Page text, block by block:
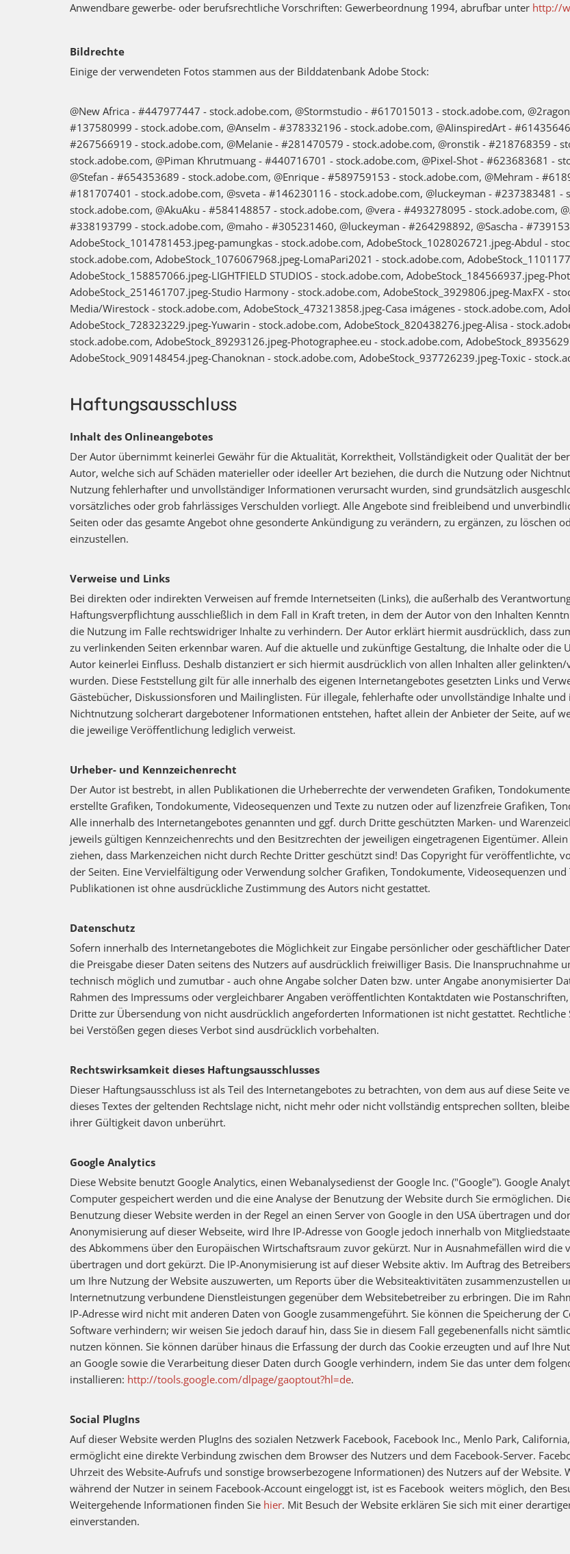
Anwendbare gewerbe- oder berufsrechtliche Vorschriften: Gewerbeordnung 1994, abrufbar unter http://
Bildrechte
Einige der verwendeten Fotos stammen aus der Bilddatenbank Adobe Stock:
@New Africa - #447977447 - stock.adobe.com, @Stormstudio - #617015013 - stock.adobe.com,
#137580999 - stock.adobe.com, @Anselm - #378332196 - stock.adobe.com, @AIinspiredArt -
#267566919 - stock.adobe.com, @Melanie - #281470579 - stock.adobe.com, @ronstik - #218768359 -
stock.adobe.com, @Piman Khrutmuang - #440716701 - stock.adobe.com, @Pixel-Shot - #623683681 -
@Stefan - #654353689 - stock.adobe.com, @Enrique - #589759153 - stock.adobe.com, @Mehram -
#181707401 - stock.adobe.com, @sveta - #146230116 - stock.adobe.com, @luckeyman - #237383481
stock.adobe.com, @AkuAku - #584148857 - stock.adobe.com, @vera - #493278095 - stock.adobe.com,
#338193799 - stock.adobe.com, @maho - #305231460, @luckeyman - #264298892, @Sascha -
AdobeStock_1014781453.jpeg-pamungkas - stock.adobe.com, AdobeStock_1028026721.jpeg-Abdul -
stock.adobe.com, AdobeStock_1076067968.jpeg-LomaPari2021 - stock.adobe.com,
AdobeStock_158857066.jpeg-LIGHTFIELD STUDIOS - stock.adobe.com, AdobeStock_184566937.jpeg-
AdobeStock_251461707.jpeg-Studio Harmony - stock.adobe.com, AdobeStock_3929806.jpeg-MaxFX -
Media/Wirestock - stock.adobe.com, AdobeStock_473213858.jpeg-Casa imágenes - stock.adobe.com,
AdobeStock_728323229.jpeg-Yuwarin - stock.adobe.com, AdobeStock_820438276.jpeg-Alisa -
stock.adobe.com, AdobeStock_89293126.jpeg-Photographee.eu - stock.adobe.com,
AdobeStock_909148454.jpeg-Chanoknan - stock.adobe.com, AdobeStock_937726239.jpeg-Toxic -
Haftungsausschluss
Inhalt des Onlineangebotes
Der Autor übernimmt keinerlei Gewähr für die Aktualität, Korrektheit, Vollständigkeit oder Qualität der
Autor, welche sich auf Schäden materieller oder ideeller Art beziehen, die durch die Nutzung oder
Nutzung fehlerhafter und unvollständiger Informationen verursacht wurden, sind grundsätzlich
vorsätzliches oder grob fahrlässiges Verschulden vorliegt. Alle Angebote sind freibleibend und
Seiten oder das gesamte Angebot ohne gesonderte Ankündigung zu verändern, zu ergänzen, zu löschen
einzustellen.
Verweise und Links
Bei direkten oder indirekten Verweisen auf fremde Internetseiten (Links), die außerhalb des
Haftungsverpflichtung ausschließlich in dem Fall in Kraft treten, in dem der Autor von den Inhalten
die Nutzung im Falle rechtswidriger Inhalte zu verhindern. Der Autor erklärt hiermit ausdrücklich, dass
zu verlinkenden Seiten erkennbar waren. Auf die aktuelle und zukünftige Gestaltung, die Inhalte oder
Autor keinerlei Einfluss. Deshalb distanziert er sich hiermit ausdrücklich von allen Inhalten aller
wurden. Diese Feststellung gilt für alle innerhalb des eigenen Internetangebotes gesetzten Links und
Gästebücher, Diskussionsforen und Mailinglisten. Für illegale, fehlerhafte oder unvollständige Inhalte
Nichtnutzung solcherart dargebotener Informationen entstehen, haftet allein der Anbieter der Seite, auf
die jeweilige Veröffentlichung lediglich verweist.
Urheber- und Kennzeichenrecht
Der Autor ist bestrebt, in allen Publikationen die Urheberrechte der verwendeten Grafiken,
erstellte Grafiken, Tondokumente, Videosequenzen und Texte zu nutzen oder auf lizenzfreie Grafiken,
Alle innerhalb des Internetangebotes genannten und ggf. durch Dritte geschützten Marken- und
jeweils gültigen Kennzeichenrechts und den Besitzrechten der jeweiligen eingetragenen Eigentümer.
ziehen, dass Markenzeichen nicht durch Rechte Dritter geschützt sind! Das Copyright für veröffentlichte,
der Seiten. Eine Vervielfältigung oder Verwendung solcher Grafiken, Tondokumente, Videosequenzen
Publikationen ist ohne ausdrückliche Zustimmung des Autors nicht gestattet.
Datenschutz
Sofern innerhalb des Internetangebotes die Möglichkeit zur Eingabe persönlicher oder geschäftlicher
die Preisgabe dieser Daten seitens des Nutzers auf ausdrücklich freiwilliger Basis. Die Inanspruchnahme
technisch möglich und zumutbar - auch ohne Angabe solcher Daten bzw. unter Angabe anonymisierter
Rahmen des Impressums oder vergleichbarer Angaben veröffentlichten Kontaktdaten wie
Dritte zur Übersendung von nicht ausdrücklich angeforderten Informationen ist nicht gestattet.
bei Verstößen gegen dieses Verbot sind ausdrücklich vorbehalten.
Rechtswirksamkeit dieses Haftungsausschlusses
Dieser Haftungsausschluss ist als Teil des Internetangebotes zu betrachten, von dem aus auf diese Seite
dieses Textes der geltenden Rechtslage nicht, nicht mehr oder nicht vollständig entsprechen sollten,
ihrer Gültigkeit davon unberührt.
Google Analytics
Diese Website benutzt Google Analytics, einen Webanalysedienst der Google Inc. ("Google"). Google
Computer gespeichert werden und die eine Analyse der Benutzung der Website durch Sie ermöglichen.
Benutzung dieser Website werden in der Regel an einen Server von Google in den USA übertragen und
Anonymisierung auf dieser Webseite, wird Ihre IP-Adresse von Google jedoch innerhalb von
des Abkommens über den Europäischen Wirtschaftsraum zuvor gekürzt. Nur in Ausnahmefällen wird die
übertragen und dort gekürzt. Die IP-Anonymisierung ist auf dieser Website aktiv. Im Auftrag des
um Ihre Nutzung der Website auszuwerten, um Reports über die Websiteaktivitäten zusammenzustellen
Internetnutzung verbundene Dienstleistungen gegenüber dem Websitebetreiber zu erbringen. Die im
IP-Adresse wird nicht mit anderen Daten von Google zusammengeführt. Sie können die Speicherung der
Software verhindern; wir weisen Sie jedoch darauf hin, dass Sie in diesem Fall gegebenenfalls nicht
nutzen können. Sie können darüber hinaus die Erfassung der durch das Cookie erzeugten und auf Ihre
an Google sowie die Verarbeitung dieser Daten durch Google verhindern, indem Sie das unter dem
installieren: http://tools.google.com/dlpage/gaoptout?hl=de.
Social PlugIns
Auf dieser Website werden PlugIns des sozialen Netzwerk Facebook, Facebook Inc., Menlo Park,
ermöglicht eine direkte Verbindung zwischen dem Browser des Nutzers und dem Facebook-Server.
Uhrzeit des Website-Aufrufs und sonstige browserbezogene Informationen) des Nutzers auf der Website.
während der Nutzer in seinem Facebook-Account eingeloggt ist, ist es Facebook weiters möglich, den
Weitergehende Informationen finden Sie hier. Mit Besuch der Website erklären Sie sich mit einer
einverstanden.